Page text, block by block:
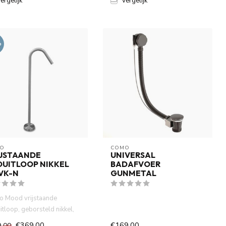
NIKKEL
N
Mood vrijstaande
geborsteld nikkel,
messing, 970/1200 mm,
COMO
UNIVERSAL
BADAFVOER
GUNMETAL